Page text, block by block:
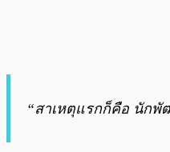
“สาเหตุแรกก็คือ นักพั